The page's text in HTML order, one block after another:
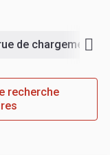
de chargement
recherche